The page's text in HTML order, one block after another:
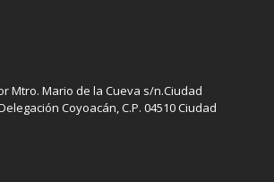
Mtro. Mario de la Cueva s/n.Ciudad
Coyoacán, C.P. 04510 Ciudad